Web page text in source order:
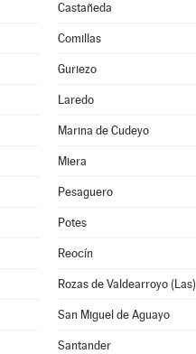
Castañeda
Comillas
Guriezo
Laredo
Marina de Cudeyo
Miera
Pesaguero
Potes
Reocín
Rozas de Valdearroyo (Las)
San Miguel de Aguayo
Santander